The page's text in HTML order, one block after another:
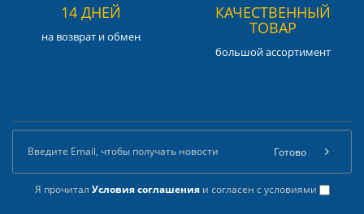
14 ДНЕЙ
на возврат и обмен
КАЧЕСТВЕННЫЙ
ТОВАР
большой ассортимент
Я прочитал Условия соглашенияи согласен с условиями
Готово